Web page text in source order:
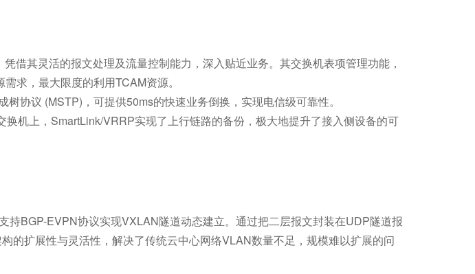
其灵活的报文处理及流量控制能力，深入贴近业务。其交换机表项管理功能，
求，最大限度的利用TCAM资源。
议 (MSTP)，可提供50ms的快速业务倒换，实现电信级可靠性。
上，SmartLink/VRRP实现了上行链路的备份，极大地提升了接入侧设备的可
BGP-EVPN协议实现VXLAN隧道动态建立。通过把二层报文封装在UDP隧道报
的扩展性与灵活性，解决了传统云中心网络VLAN数量不足，规模难以扩展的问